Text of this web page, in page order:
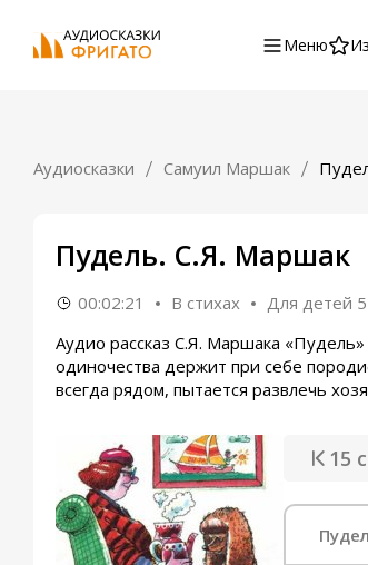
Меню
Аудиосказки Самуил Маршак
Пудель. С.Я. Маршак
00:02:21 В стихах Для детей
Аудио рассказ С.Я. Маршака
одиночества держит при себе
всегда рядом, пытается развлечь
15 с